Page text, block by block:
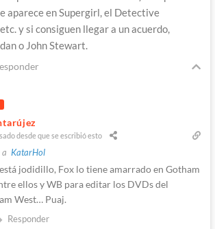
aparece en Supergirl, el Detective
y si consiguen llegar a un acuerdo,
o John Stewart.
desde que se escribió esto
a KatarHol
jodidillo, Fox lo tiene amarrado en Gotham
ellos y WB para editar los DVDs del
West… Puaj.
Responder